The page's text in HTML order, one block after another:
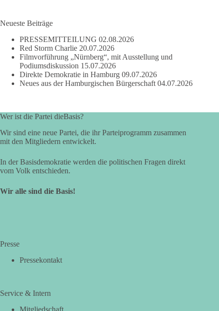
Neueste Beiträge
PRESSEMITTEILUNG 02.08.2026
Red Storm Charlie 20.07.2026
Filmvorführung „Nürnberg“, mit Ausstellung und
Podiumsdiskussion 15.07.2026
Direkte Demokratie in Hamburg 09.07.2026
Neues aus der Hamburgischen Bürgerschaft 04.07.2026
Wer ist die Partei dieBasis?
Wir sind eine neue Partei, die ihr Parteiprogramm zusammen
mit den Mitgliedern entwickelt.
In der Basisdemokratie werden die politischen Fragen direkt
vom Volk entschieden.
Wir alle sind die Basis!
Presse
Pressekontakt
Service & Intern
Mitgliedschaft